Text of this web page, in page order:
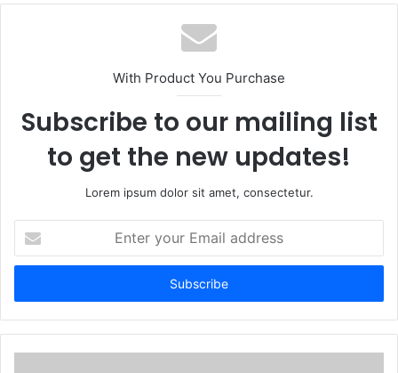
s
i
e
With Product You Purchase
Subscribe to our mailing list
to get the new updates!
Lorem ipsum dolor sit amet, consectetur.
t
r
y